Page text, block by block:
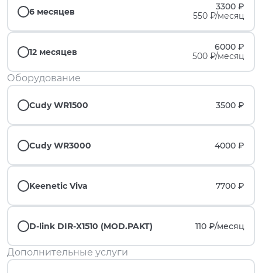
6 месяцев
3300 ₽
550 ₽/месяц
12 месяцев
6000 ₽
500 ₽/месяц
Оборудование
Cudy WR1500 3500 ₽
Cudy WR3000 4000 ₽
Keenetic Viva 7700 ₽
D-link DIR-X1510 (MOD.PAKT) 110 ₽/месяц
Дополнительные услуги